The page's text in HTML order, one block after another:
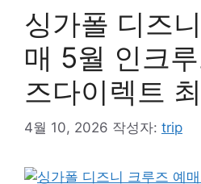
싱가폴 디즈
매 5월 인크
즈다이렉트
4월 10, 2026 작성자: trip